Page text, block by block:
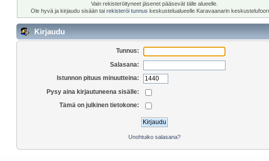
Vain rekisteröityneet jäsenet pääsevät tälle alueelle.
Ole hyvä ja kirjaudu sisään tai rekisteröi tunnus keskustelualueelle Karavaanarin
Kirjaudu
Tunnus:
Salasana:
Istunnon pituus minuutteina:
Pysy aina kirjautuneena sisälle:
Tämä on julkinen tietokone:
Unohtuiko salasana?